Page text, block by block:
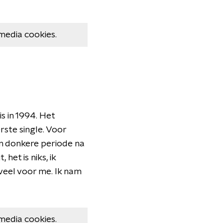
cookies.
in 1994. Het
single. Voor
donkere periode na
het is niks, ik
voor me. Ik nam
cookies.